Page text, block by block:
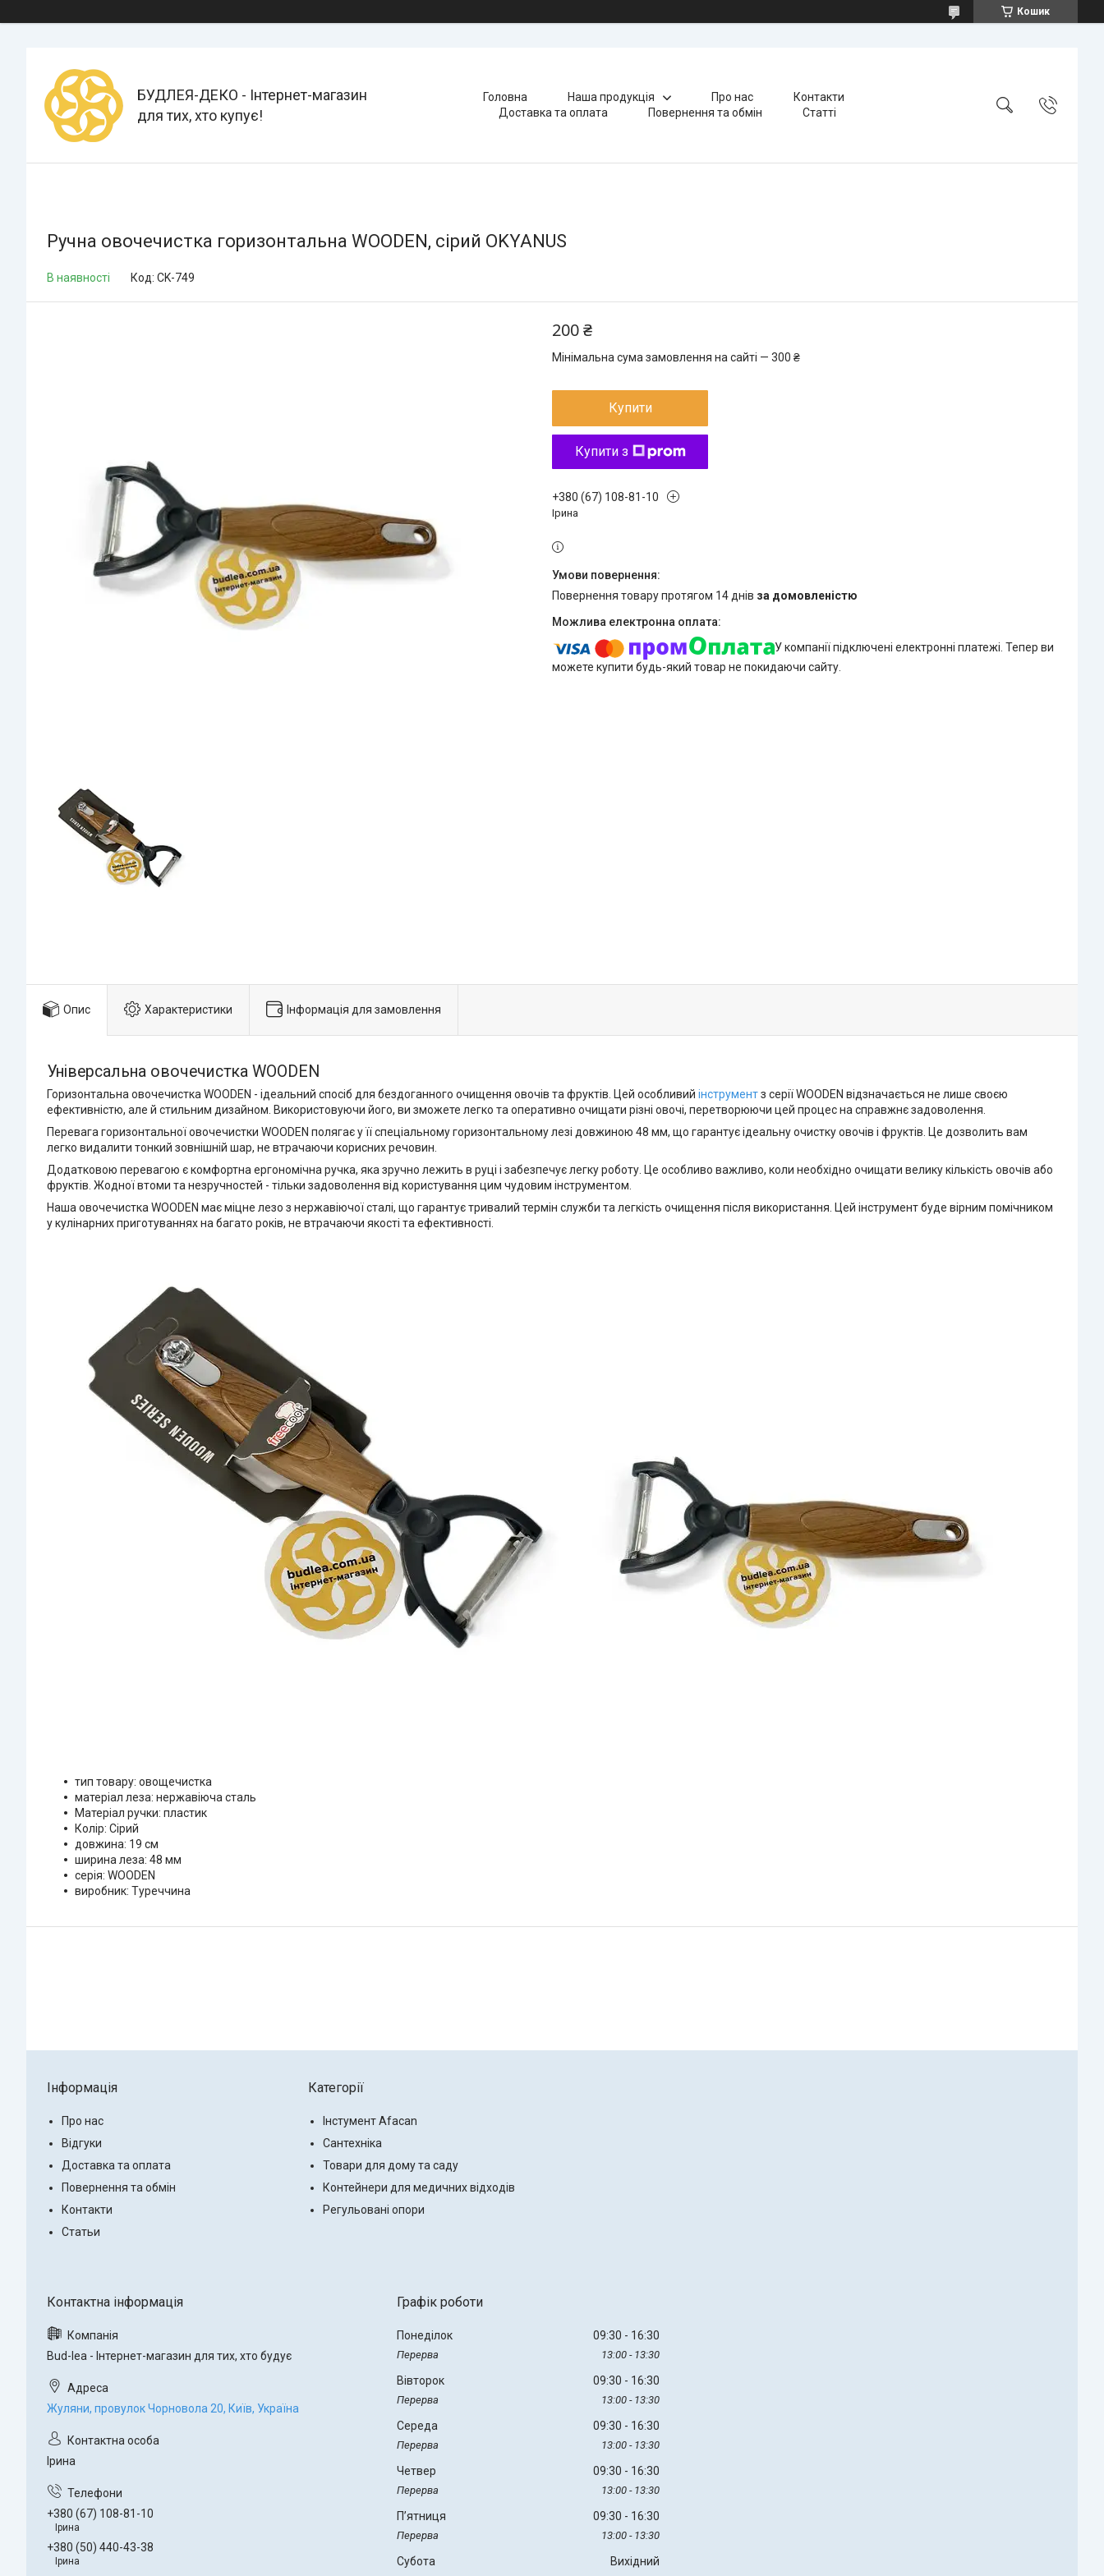
Кошик
БУДЛЕЯ-ДЕКО - Інтернет-магазин
для тих, хто купує!
Головна Наша продукція Про нас
Контакти
Доставка та оплата
Повернення та обмін Статті
Ручна овочечистка горизонтальна WOODEN, сірий OKYANUS
В наявності Код: CK-749
200 ₴
Мінімальна сума замовлення на сайті — 300 ₴
Купити
Купити з
+380 (67) 108-81-10
Ірина
повернення товару протягом 14 днів за домовленістю
У компанії підключені електронні платежі. Тепер ви
можете купити будь-який товар не покидаючи сайту.
Опис Характеристики Інформація для замовлення
Універсальна овочечистка WOODEN
Горизонтальна овочечистка WOODEN - ідеальний спосіб для бездоганного очищення овочів та фруктів. Цей особливий інструментз серії WOODEN відзначається не лише своєю
ефективністю, але й стильним дизайном. Використовуючи його, ви зможете легко та оперативно очищати різні овочі, перетворюючи цей процес на справжнє задоволення.
Перевага горизонтальної овочечистки WOODEN полягає у її спеціальному горизонтальному лезі довжиною 48 мм, що гарантує ідеальну очистку овочів і фруктів. Це дозволить вам
легко видалити тонкий зовнішній шар, не втрачаючи корисних речовин.
Додатковою перевагою є комфортна ергономічна ручка, яка зручно лежить в руці і забезпечує легку роботу. Це особливо важливо, коли необхідно очищати велику кількість овочів або
фруктів. Жодної втоми та незручностей - тільки задоволення від користування цим чудовим інструментом.
Наша овочечистка WOODEN має міцне лезо з нержавіючої сталі, що гарантує тривалий термін служби та легкість очищення після використання. Цей інструмент буде вірним помічником
у кулінарних приготуваннях на багато років, не втрачаючи якості та ефективності.
тип товару: овощечистка
матеріал леза: нержавіюча сталь
Матеріал ручки: пластик
Колір: Сірий
довжина: 19 см
ширина леза: 48 мм
серія: WOODEN
виробник: Туреччина
Інформація
Про нас
Відгуки
Доставка та оплата
Повернення та обмін
Контакти
Статьи
Категорії
Інстумент Afacan
Сантехніка
Товари для дому та саду
Контейнери для медичних відходів
Регульовані опори
Bud-lea - Інтернет-магазин для тих, хто будує
Жуляни, провулок Чорновола 20, Київ, Україна
Ірина
+380 (67) 108-81-10
Ірина
+380 (50) 440-43-38
Ірина
Графік роботи
Понеділок 09:30 16:30
13:00 13:30
Вівторок 09:30 16:30
13:00 13:30
Середа 09:30 16:30
13:00 13:30
Четвер 09:30 16:30
13:00 13:30
Пʼятниця 09:30 16:30
13:00 13:30
Субота Вихідний